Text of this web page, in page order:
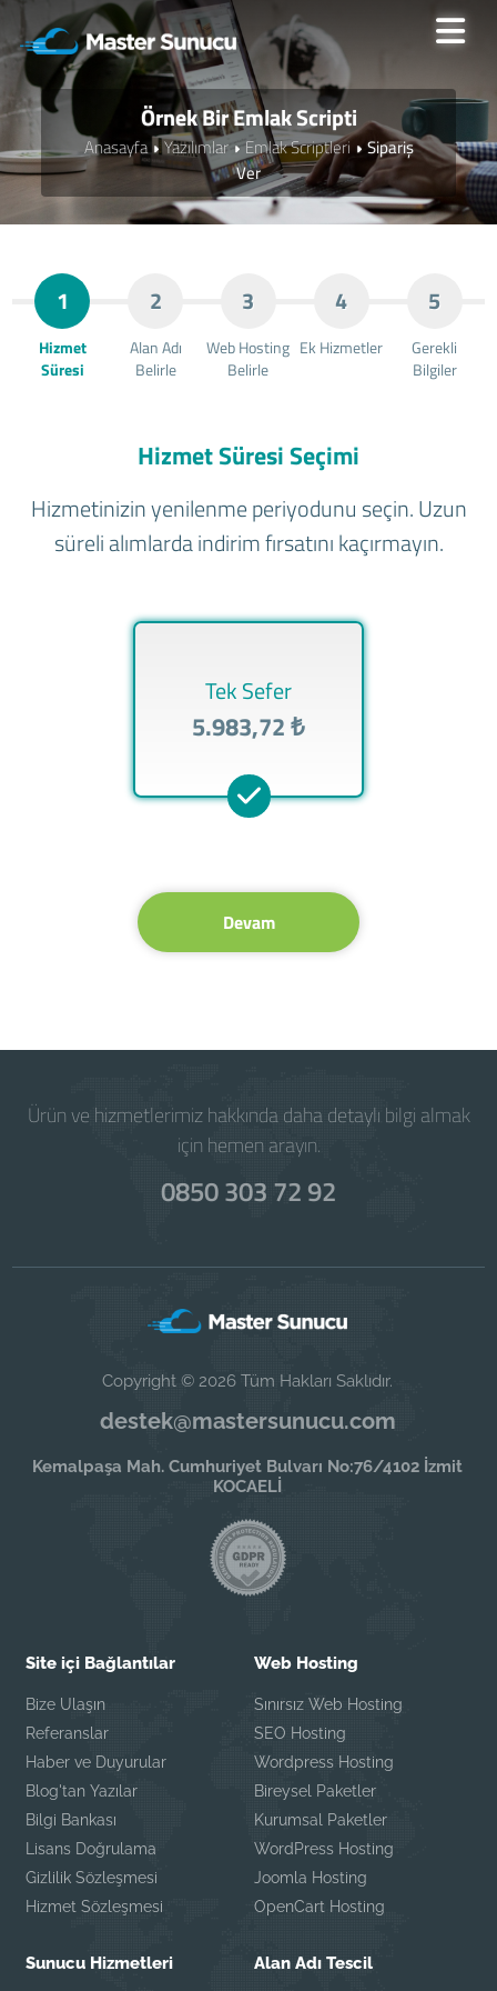
Örnek Bir Emlak Scripti
Anasayfa Yazılımlar Emlak Scriptleri
Sipariş
Ver
1
Hizmet
Süresi
2
Alan Adı
Belirle
3
Web Hosting
Belirle
4
Ek Hizmetler
5
Gerekli
Bilgiler
Hizmet Süresi Seçimi
Hizmetinizin yenilenme periyodunu seçin. Uzun
süreli alımlarda indirim fırsatını kaçırmayın.
Tek Sefer
5.983,72 ₺
Devam
Ürün ve hizmetlerimiz hakkında daha detaylı bilgi almak
için hemen arayın.
0850 303 72 92
Copyright © 2026 Tüm Hakları Saklıdır.
destek@mastersunucu.com
Kemalpaşa Mah. Cumhuriyet Bulvarı No:76/4102 İzmit
KOCAELİ
Site içi Bağlantılar
Bize Ulaşın
Referanslar
Haber ve Duyurular
Blog'tan Yazılar
Bilgi Bankası
Lisans Doğrulama
Gizlilik Sözleşmesi
Hizmet Sözleşmesi
Web Hosting
Sınırsız Web Hosting
SEO Hosting
Wordpress Hosting
Bireysel Paketler
Kurumsal Paketler
WordPress Hosting
Joomla Hosting
OpenCart Hosting
Sunucu Hizmetleri Alan Adı Tescil